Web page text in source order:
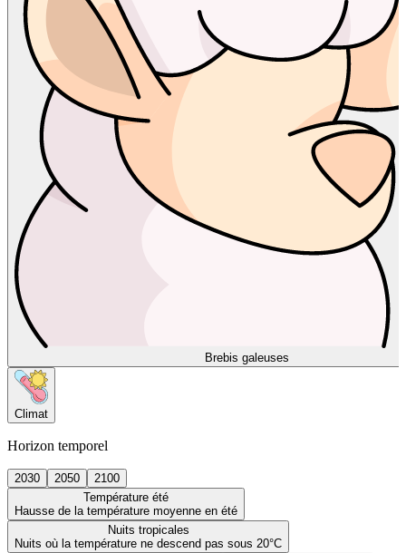
Brebis galeuses
Climat
Horizon temporel
2030 2050
2100
Température été
Hausse de la température moyenne en été
Nuits tropicales
Nuits où la température ne descend pas sous 20°C